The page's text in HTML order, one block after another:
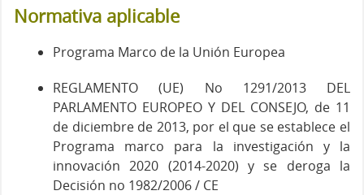
Normativa aplicable
Programa Marco de la Unión Europea
REGLAMENTO (UE) No 1291/2013 DEL
PARLAMENTO EUROPEO Y DEL CONSEJO, de 11
de diciembre de 2013, por el que se establece el
Programa marco para la investigación y la
innovación 2020 (2014-2020) y se deroga la
Decisión no 1982/2006 / CE